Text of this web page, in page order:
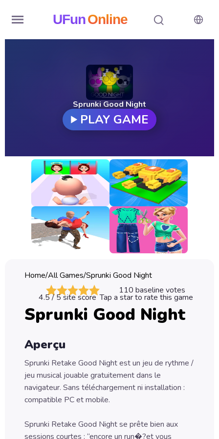
UFunOnline
New
Games
All
Games
Classic
Sprunki
Games
Car
Games
Games
Puzzle
Games
Sprunki Good Night
PLAY GAME
Home/All Games/Sprunki Good Night
110 baseline votes
4.5/ 5 site score Tap a star to rate this game
Sprunki Good Night
Aperçu
Sprunki Retake Good Night est un jeu de rythme /
jeu musical jouable gratuitement dans le
navigateur. Sans téléchargement ni installation :
compatible PC et mobile.
Sprunki Retake Good Night se prête bien aux
sessions courtes : “encore un run�?et vous